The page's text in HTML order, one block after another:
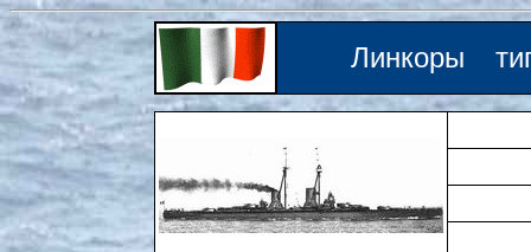
Линкоры